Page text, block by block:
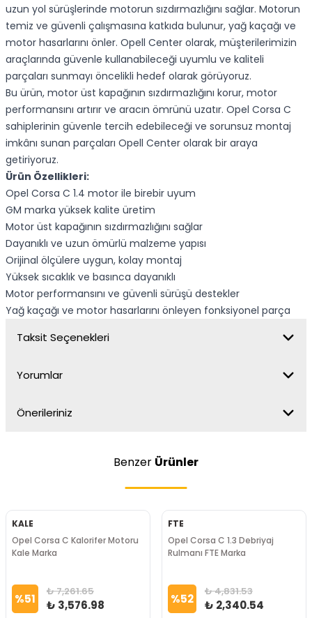
uzun yol sürüşlerinde motorun sızdırmazlığını sağlar. Motorun
temiz ve güvenli çalışmasına katkıda bulunur, yağ kaçağı ve
motor hasarlarını önler. Opell Center olarak, müşterilerimizin
araçlarında güvenle kullanabileceği uyumlu ve kaliteli
parçaları sunmayı öncelikli hedef olarak görüyoruz.
Bu ürün, motor üst kapağının sızdırmazlığını korur, motor
performansını artırır ve aracın ömrünü uzatır. Opel Corsa C
sahiplerinin güvenle tercih edebileceği ve sorunsuz montaj
imkânı sunan parçaları Opell Center olarak bir araya
getiriyoruz.
Ürün Özellikleri:
Opel Corsa C 1.4 motor ile birebir uyum
GM marka yüksek kalite üretim
Motor üst kapağının sızdırmazlığını sağlar
Dayanıklı ve uzun ömürlü malzeme yapısı
Orijinal ölçülere uygun, kolay montaj
Yüksek sıcaklık ve basınca dayanıklı
Motor performansını ve güvenli sürüşü destekler
Yağ kaçağı ve motor hasarlarını önleyen fonksiyonel parça
Taksit Seçenekleri
Yorumlar
Önerileriniz
Benzer Ürünler
KALE
Opel Corsa C Kalorifer Motoru
Kale Marka
%51 ₺ 7,261.65
₺ 3,576.98
FTE
Opel Corsa C 1.3 Debriyaj
Rulmanı FTE Marka
%52 ₺ 4,831.53
₺ 2,340.54